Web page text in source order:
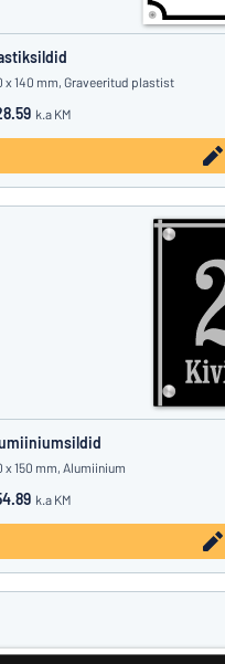
x 140 mm, Graveeritud plastist
k.a KM
x 150 mm, Alumiinium
k.a KM